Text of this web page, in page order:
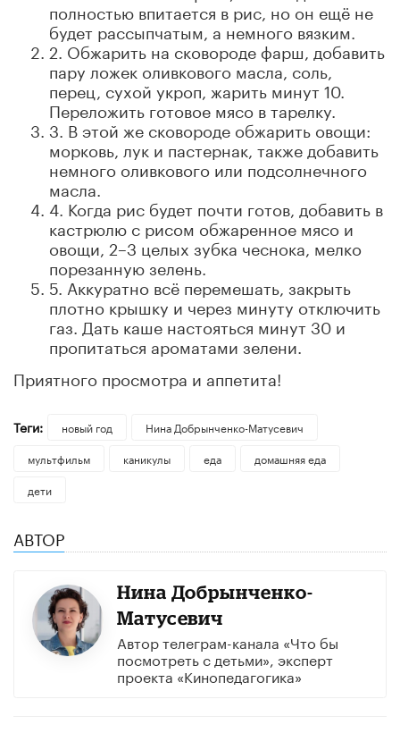
полностью впитается в рис, но он ещё не
будет рассыпчатым, а немного вязким.
2. Обжарить на сковороде фарш, добавить
пару ложек оливкового масла, соль,
перец, сухой укроп, жарить минут 10.
Переложить готовое мясо в тарелку.
3. В этой же сковороде обжарить овощи:
морковь, лук и пастернак, также добавить
немного оливкового или подсолнечного
масла.
4. Когда рис будет почти готов, добавить в
кастрюлю с рисом обжаренное мясо и
овощи, 2–3 целых зубка чеснока, мелко
порезанную зелень.
5. Аккуратно всё перемешать, закрыть
плотно крышку и через минуту отключить
газ. Дать каше настояться минут 30 и
пропитаться ароматами зелени.
Приятного просмотра и аппетита!
Теги: новый год
Нина Добрынченко-Матусевич
мультфильм
каникулы еда
домашняя еда
дети
АВТОР
Нина Добрынченко-
Матусевич
Автор телеграм-канала «Что бы
посмотреть с детьми», эксперт
проекта «Кинопедагогика»